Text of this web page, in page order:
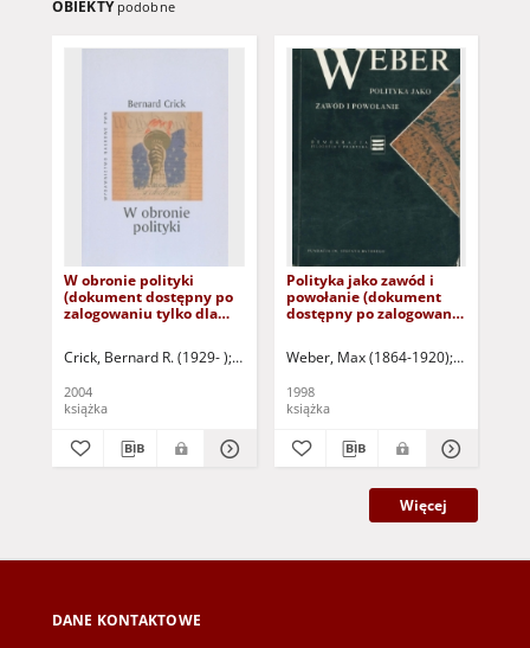
OBIEKTY podobne
W obronie polityki
(dokument dostępny po
zalogowaniu tylko dla
Crick, Bernard R. (1929- ) Waśkiewicz, Andrzej (1963- ) - tł.
2004
książka
Polityka jako zawód i
powołanie (dokument
dostępny po zalogowaniu
Weber, Max (1864-1920)
1998
książka
Więcej
DANE KONTAKTOWE